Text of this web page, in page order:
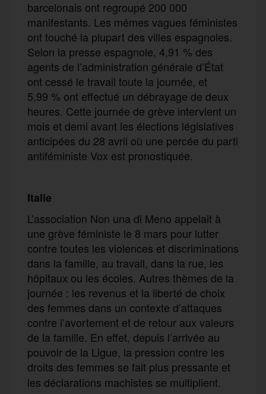
barcelonais ont regroupé 200 000
manifestants. Les mêmes vagues féministes
ont touché la plupart des villes espagnoles.
Selon la presse espagnole, 4,91 % des
agents de l’administration générale d’État
ont cessé le travail toute la journée, et
5,99 % ont effectué un débrayage de deux
heures. Cette journée de grève intervient un
mois et demi avant les élections législatives
anticipées du 28 avril où une percée du parti
antiféministe Vox est pronostiquée.
Italie
L’association Non una di Meno appelait à
une grève féministe le 8 mars pour lutter
contre toutes les violences et discriminations
dans la famille, au travail, dans la rue, les
hôpitaux ou les écoles. Autres thèmes de la
journée : les revenus et la liberté de choix
des femmes dans un contexte d’attaques
contre l’avortement et de retour aux valeurs
de la famille. En effet, depuis l’arrivée au
pouvoir de la Ligue, la pression contre les
droits des femmes se fait plus pressante et
les déclarations machistes se multiplient.